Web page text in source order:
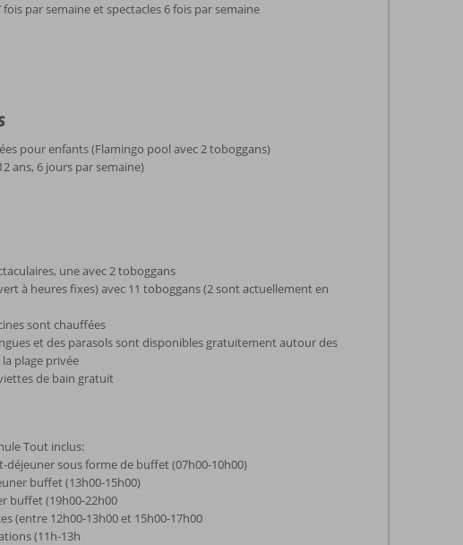
par semaine et spectacles 6 fois par semaine
pour enfants (Flamingo pool avec 2 toboggans)
ans, 6 jours par semaine)
une avec 2 toboggans
à heures fixes) avec 11 toboggans (2 sont actuellement en
sont chauffées
et des parasols sont disponibles gratuitement autour des
plage privée
de bain gratuit
Tout inclus:
déjeuner sous forme de buffet (07h00-10h00)
buffet (13h00-15h00)
buffet (19h00-22h00
(entre 12h00-13h00 et 15h00-17h00
(11h-13h